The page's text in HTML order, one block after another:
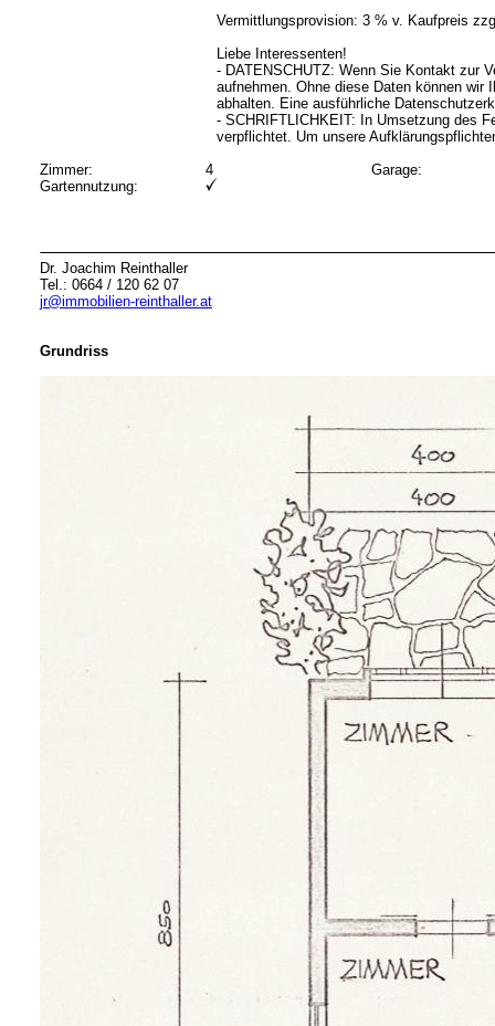
Vermittlungsprovision: 3 % v. Kaufpreis
Liebe Interessenten!
- DATENSCHUTZ: Wenn Sie Kontakt zur
aufnehmen. Ohne diese Daten können wir
abhalten. Eine ausführliche
- SCHRIFTLICHKEIT: In Umsetzung des
verpflichtet. Um unsere
Zimmer: 4
Garage:
Gartennutzung:
Dr. Joachim Reinthaller
Tel.: 0664 / 120 62 07
jr@immobilien-reinthaller.at
Grundriss